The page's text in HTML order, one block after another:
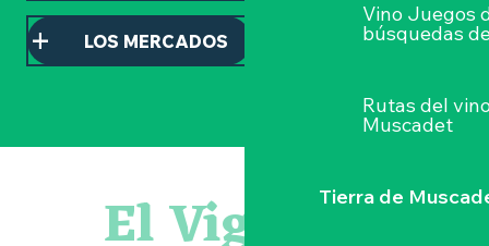
Vino Juegos
búsquedas
Rutas del
Muscadet
Tierra de
LOS MERCADOS
Visite guidée « Histoire d'un jardin pittoresque »
« Veduta, les palais oubliés d'Italie » Thomas Jorion
El Vignoble